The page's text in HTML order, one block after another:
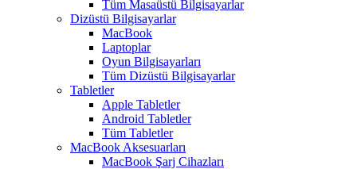
Tüm Masaüstü Bilgisayarlar
Dizüstü Bilgisayarlar
MacBook
Laptoplar
Oyun Bilgisayarları
Tüm Dizüstü Bilgisayarlar
Tabletler
Apple Tabletler
Android Tabletler
Tüm Tabletler
MacBook Aksesuarları
MacBook Şarj Cihazları